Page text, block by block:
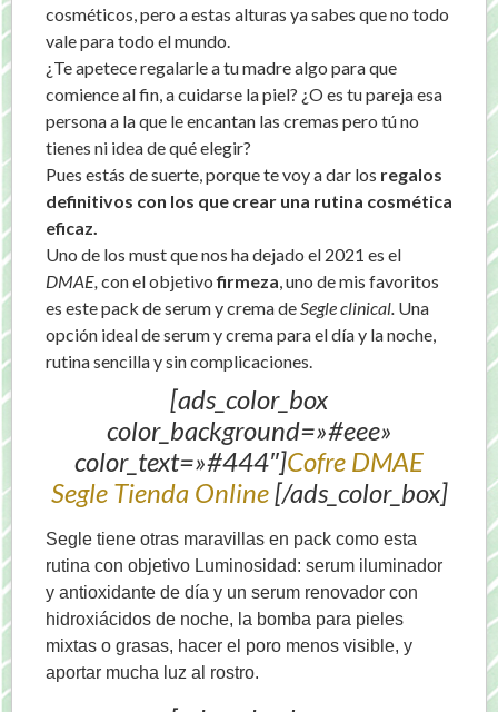
cosméticos, pero a estas alturas ya sabes que no todo
vale para todo el mundo.
¿Te apetece regalarle a tu madre algo para que
comience al fin, a cuidarse la piel? ¿O es tu pareja esa
persona a la que le encantan las cremas pero tú no
tienes ni idea de qué elegir?
Pues estás de suerte, porque te voy a dar los regalos
definitivos con los que crear una rutina cosmética
eficaz.
Uno de los must que nos ha dejado el 2021 es el
DMAE, con el objetivofirmeza, uno de mis favoritos
es este pack de serum y crema deSegle clinical. Una
opción ideal de serum y crema para el día y la noche,
rutina sencilla y sin complicaciones.
[ads_color_box
color_background=»#eee»
color_text=»#444″]Cofre DMAE
Segle Tienda Online[/ads_color_box]
Segle tiene otras maravillas en pack como esta
rutina con objetivo Luminosidad: serum iluminador
y antioxidante de día y un serum renovador con
hidroxiácidos de noche, la bomba para pieles
mixtas o grasas, hacer el poro menos visible, y
aportar mucha luz al rostro.